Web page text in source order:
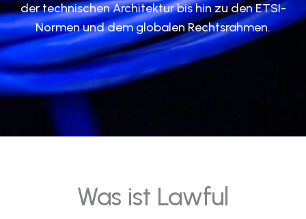
der technischen Architektur bis hin zu den ETSI-
Normen und dem globalen Rechtsrahmen.
Was ist Lawful